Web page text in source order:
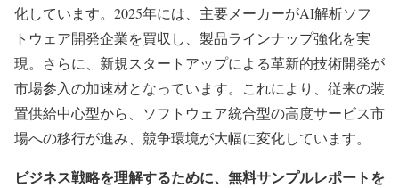
化しています。2025年には、主要メーカーがAI解析ソフ
トウェア開発企業を買収し、製品ラインナップ強化を実
現。さらに、新規スタートアップによる革新的技術開発が
市場参入の加速材となっています。これにより、従来の装
置供給中心型から、ソフトウェア統合型の高度サービス市
場への移行が進み、競争環境が大幅に変化しています。
ビジネス戦略を理解するために、無料サンプルレポートを